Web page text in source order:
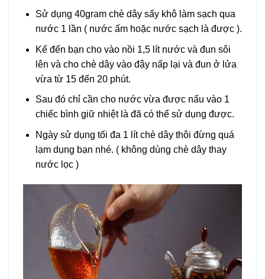
Sử dụng 40gram chè dây sấy khô làm sạch qua
nước 1 lần ( nước ấm hoặc nước sạch là được ).
Kế đến bạn cho vào nồi 1,5 lít nước và đun sôi
lên và cho chè dây vào đậy nấp lại và đun ở lửa
vừa từ 15 đến 20 phút.
Sau đó chỉ cần cho nước vừa được nấu vào 1
chiếc bình giữ nhiệt là đã có thể sử dụng được.
Ngày sử dụng tối đa 1 lít chè dây thôi đừng quá
lạm dụng bạn nhé. ( không dùng chè dây thay
nước lọc )